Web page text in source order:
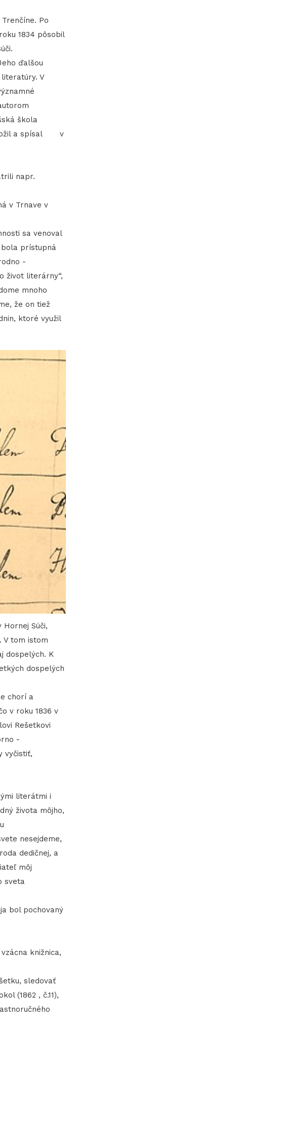
Po
1834 pôsobil
ďalšou
V
škola
zložil a spísal v
napr.
v Trnave v
sa venoval
bola prístupná
-
život literárny“,
mnoho
že on tiež
ktoré využil
Súči,
V tom istom
dospelých. K
dospelých
chorí a
v roku 1836 v
Rešetkovi
-
vyčistiť,
literátmi i
života môjho,
nesejdeme,
dedičnej, a
môj
sveta
bol pochovaný
knižnica,
sledovať
(1862 , č.11),